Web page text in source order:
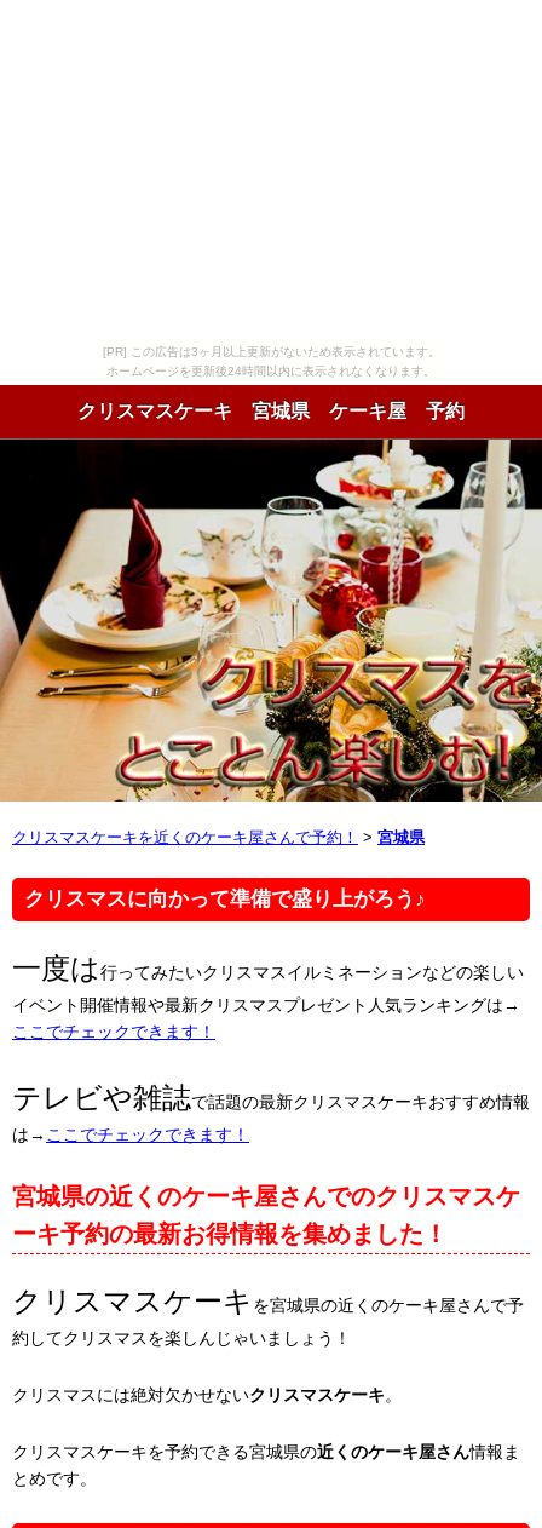
[PR] この広告は3ヶ月以上更新がないため表示されています。
ホームページを更新後24時間以内に表示されなくなります。
クリスマスケーキ 宮城県 ケーキ屋 予約
クリスマスケーキを近くのケーキ屋さんで予約！ > 宮城県
クリスマスに向かって準備で盛り上がろう♪
一度は行ってみたいクリスマスイルミネーションなどの楽しい
イベント開催情報や最新クリスマスプレゼント人気ランキングは→
ここでチェックできます！
テレビや雑誌で話題の最新クリスマスケーキおすすめ情報
は→ ここでチェックできます！
宮城県の近くのケーキ屋さんでのクリスマスケ
ーキ予約の最新お得情報を集めました！
クリスマスケーキ を宮城県の近くのケーキ屋さんで予
約してクリスマスを楽しんじゃいましょう！
クリスマスには絶対欠かせないクリスマスケーキ。
クリスマスケーキを予約できる宮城県の近くのケーキ屋さん情報ま
とめです。